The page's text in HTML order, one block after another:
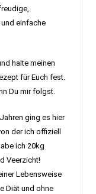
einfache
halte meinen
für Euch fest.
Du mir folgst.
ging es hier
der ich offiziell
ich 20kg
Veerzicht!
Lebensweise
Diät und ohne